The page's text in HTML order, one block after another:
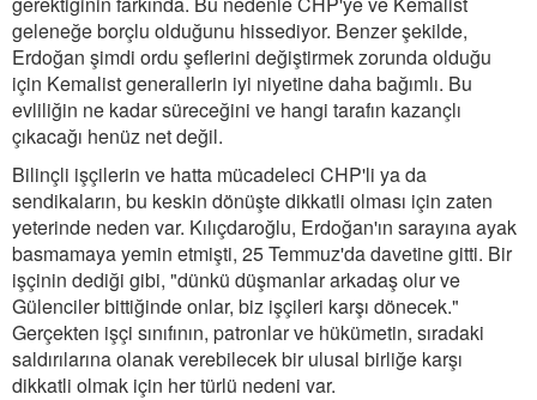
geleneğe borçlu olduğunu hissediyor. Benzer şekilde,
Erdoğan şimdi ordu şeflerini değiştirmek zorunda olduğu
için Kemalist generallerin iyi niyetine daha bağımlı. Bu
evliliğin ne kadar süreceğini ve hangi tarafın kazançlı
çıkacağı henüz net değil.
Bilinçli işçilerin ve hatta mücadeleci CHP'li ya da
sendikaların, bu keskin dönüşte dikkatli olması için zaten
yeterinde neden var. Kılıçdaroğlu, Erdoğan'ın sarayına ayak
basmamaya yemin etmişti, 25 Temmuz'da davetine gitti. Bir
işçinin dediği gibi, "dünkü düşmanlar arkadaş olur ve
Gülenciler bittiğinde onlar, biz işçileri karşı dönecek."
Gerçekten işçi sınıfının, patronlar ve hükümetin, sıradaki
saldırılarına olanak verebilecek bir ulusal birliğe karşı
dikkatli olmak için her türlü nedeni var.